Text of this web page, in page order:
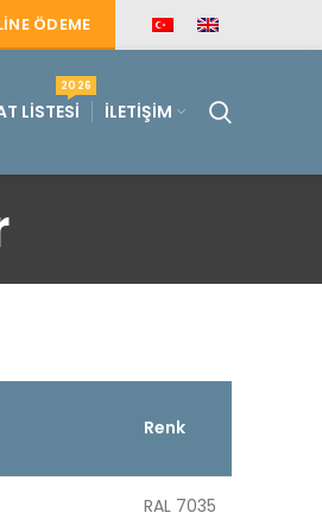
ÖDEME
LISTESI
2026
İLETIŞIM
Renk
RAL 7035